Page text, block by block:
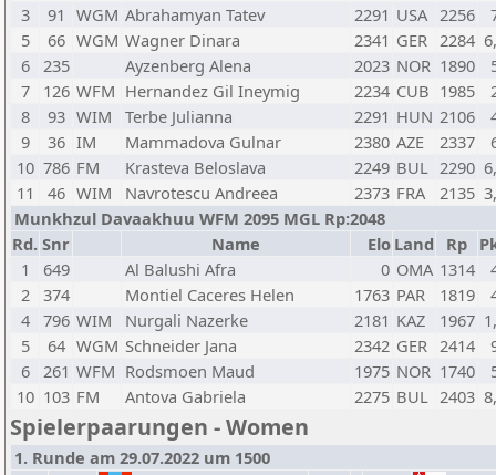
3
91 WGM Abrahamyan Tatev 2291 USA 2256
5
66 WGM Wagner Dinara 2341 GER 2284
6 235 Ayzenberg Alena 2023 NOR 1890
7
126 WFM Hernandez Gil Ineymig 2234 CUB 1985
8
93 WIM Terbe Julianna 2291 HUN 2106
9
36 IM Mammadova Gulnar 2380 AZE 2337
10 786 FM Krasteva Beloslava 2249 BUL 2290
11
46 WIM Navrotescu Andreea 2373 FRA 2135
Munkhzul Davaakhuu WFM 2095 MGL Rp:2048
Rd. Snr Name Elo Land Rp
1
649 Al Balushi Afra 0 OMA 1314
2 374 Montiel Caceres Helen 1763 PAR 1819
4 796 WIM Nurgali Nazerke 2181 KAZ 1967
5
64 WGM Schneider Jana 2342 GER 2414
6 261 WFM Rodsmoen Maud 1975 NOR 1740
10 103 FM Antova Gabriela 2275 BUL 2403
Spielerpaarungen - Women
1. Runde am 29.07.2022 um 1500